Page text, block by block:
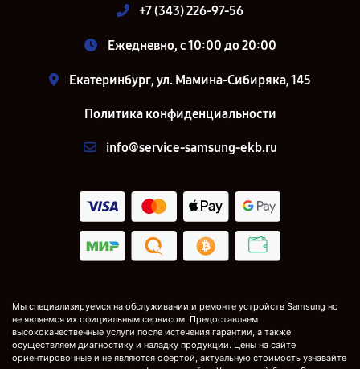
+7 (343) 226-97-56
Ежедневно, с 10:00 до 20:00
Екатеринбург, ул. Мамина-Сибиряка, 145
Политика конфиденциальности
info@service-samsung-ekb.ru
Мы специализируемся на обслуживании и ремонте устройств Samsung но
не являемся их официальным сервисом. Предоставляем
высококачественные услуги после истечения гарантии, а также
осуществляем диагностику и наладку продукции. Цены на сайте
ориентировочные и не являются офертой, актуальную стоимость узнавайте